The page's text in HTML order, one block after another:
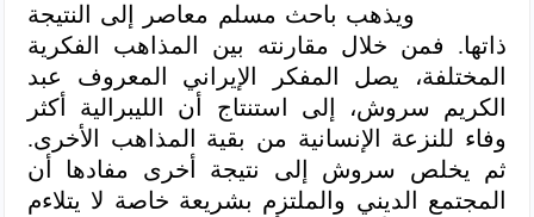
ويذهب باحث مسلم معاصر إلى النتيجة
ذاتها. فمن خلال مقارنته بين المذاهب الفكرية
المختلفة، يصل المفكر الإيراني المعروف عبد
الكريم سروش، إلى استنتاج أن الليبرالية أكثر
وفاء للنزعة الإنسانية من بقية المذاهب الأخرى.
ثم يخلص سروش إلى نتيجة أخرى مفادها أن
المجتمع الديني والملتزم بشريعة خاصة لا يتلاءم